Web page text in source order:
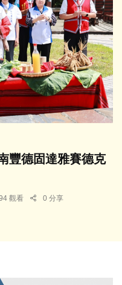
豐德固達雅賽德克
觀看 0 分享